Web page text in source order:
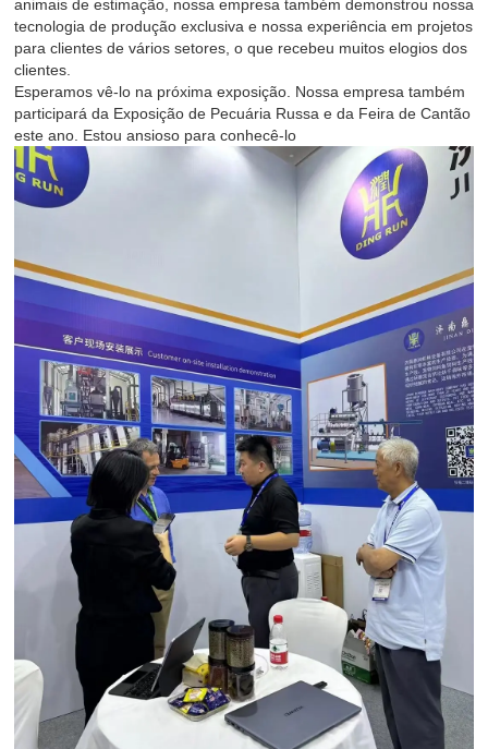
animais de estimação, nossa empresa também demonstrou nossa
tecnologia de produção exclusiva e nossa experiência em projetos
para clientes de vários setores, o que recebeu muitos elogios dos
clientes.
Esperamos vê-lo na próxima exposição. Nossa empresa também
participará da Exposição de Pecuária Russa e da Feira de Cantão
este ano. Estou ansioso para conhecê-lo